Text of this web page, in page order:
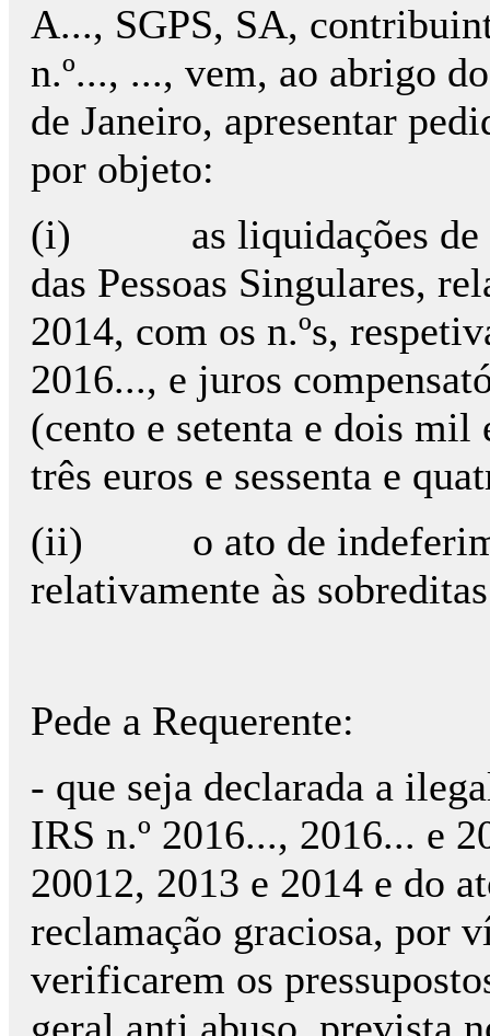
A..., SGPS, SA,
n.º..., ..., vem, ao abrigo
de Janeiro, apresentar
por objeto:
(i) as liquidações de
das Pessoas Singulares,
2014, com os n.ºs,
2016..., e juros
(cento e setenta e dois mil
três euros e sessenta e
(ii) o ato de
relativamente às
Pede a Requerente:
- que seja declarada a
IRS n.º 2016..., 2016... e
20012, 2013 e 2014 e do
reclamação graciosa, por
verificarem os